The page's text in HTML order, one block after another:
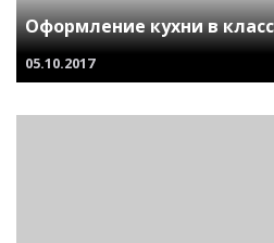
Оформление кухни в
05.10.2017